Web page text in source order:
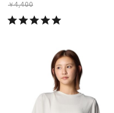
￥4,400